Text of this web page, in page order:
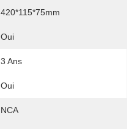
420*115*75mm
Oui
3 Ans
Oui
NCA